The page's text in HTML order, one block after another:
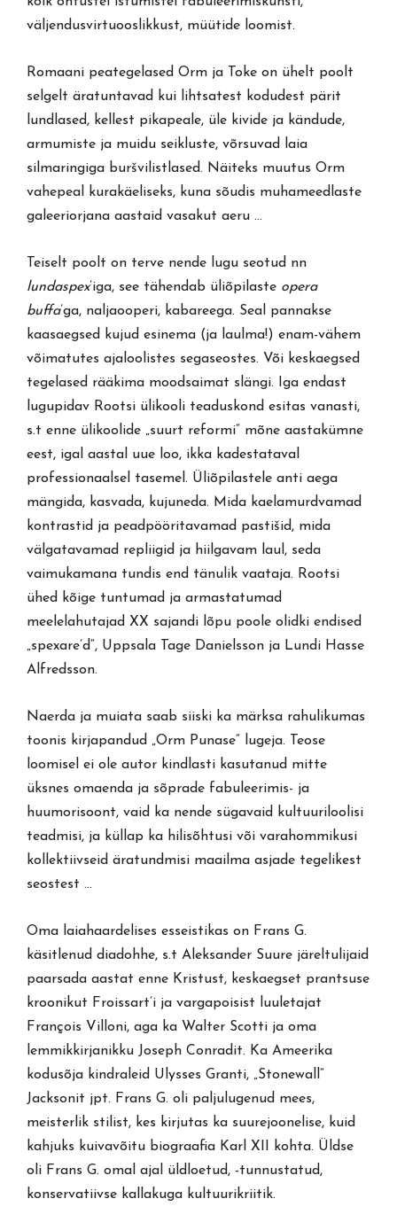
väljendusvirtuooslikkust, müütide loomist.
Romaani peategelased Orm ja Toke on ühelt poolt
selgelt äratuntavad kui lihtsatest kodudest pärit
lundlased, kellest pikapeale, üle kivide ja kändude,
armumiste ja muidu seikluste, võrsuvad laia
silmaringiga buršvilistlased. Näiteks muutus Orm
vahepeal kurakäeliseks, kuna sõudis muhameedlaste
galeeriorjana aastaid vasakut aeru …
Teiselt poolt on terve nende lugu seotud nn
lundaspex’iga, see tähendab üliõpilaste opera
buffa’ga, naljaooperi, kabareega. Seal pannakse
kaasaegsed kujud esinema (ja laulma!) enam-vähem
võimatutes ajaloolistes segaseostes. Või keskaegsed
tegelased rääkima moodsaimat slängi. Iga endast
lugupidav Rootsi ülikooli teaduskond esitas vanasti,
s.t enne ülikoolide „suurt reformi“ mõne aastakümne
eest, igal aastal uue loo, ikka kadestataval
professionaalsel tasemel. Üliõpilastele anti aega
mängida, kasvada, kujuneda. Mida kaelamurdvamad
kontrastid ja peadpööritavamad pastišid, mida
välgatavamad repliigid ja hiilgavam laul, seda
vaimukamana tundis end tänulik vaataja. Rootsi
ühed kõige tuntumad ja armastatumad
meelelahutajad XX sajandi lõpu poole olidki endised
„spexare’d“, Uppsala Tage Danielsson ja Lundi Hasse
Alfredsson.
Naerda ja muiata saab siiski ka märksa rahulikumas
toonis kirjapandud „Orm Punase“ lugeja. Teose
loomisel ei ole autor kindlasti kasutanud mitte
üksnes omaenda ja sõprade fabuleerimis- ja
huumorisoont, vaid ka nende sügavaid kultuuriloolisi
teadmisi, ja küllap ka hilisõhtusi või varahommikusi
kollektiivseid äratundmisi maailma asjade tegelikest
seostest …
Oma laiahaardelises esseistikas on Frans G.
käsitlenud diadohhe, s.t Aleksander Suure järeltulijaid
paarsada aastat enne Kristust, keskaegset prantsuse
kroonikut Froissart’i ja vargapoisist luuletajat
François Villoni, aga ka Walter Scotti ja oma
lemmikkirjanikku Joseph Conradit. Ka Ameerika
kodusõja kindraleid Ulysses Granti, „Stonewall“
Jacksonit jpt. Frans G. oli paljulugenud mees,
meisterlik stilist, kes kirjutas ka suurejoonelise, kuid
kahjuks kuivavõitu biograafia Karl XII kohta. Üldse
oli Frans G. omal ajal üldloetud, -tunnustatud,
konservatiivse kallakuga kultuurikriitik.